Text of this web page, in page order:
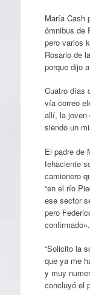
María Cash
ómnibus de
pero varios
Rosario de
porque dijo
Cuatro días
vía correo
allí, la joven
siendo un
El padre de
fehaciente
camionero
“en el río
ese sector
pero
confirmado».
“Solicito la
que ya me
y muy
concluyó el